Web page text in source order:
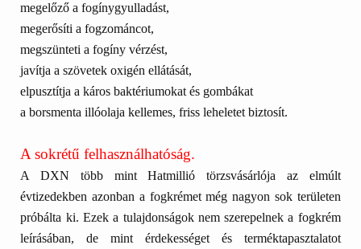
megelőző a fogínygyulladást,
megerősíti a fogzománcot,
megszünteti a fogíny vérzést,
javítja a szövetek oxigén ellátását,
elpusztítja a káros baktériumokat és gombákat
a borsmenta illóolaja kellemes, friss leheletet biztosít.
A sokrétű felhasználhatóság.
A DXN több mint Hatmillió törzsvásárlójaaz elmúlt
évtizedekben azonban a fogkrémet még nagyon sok területen
próbálta ki. Ezek a tulajdonságok nem szerepelnek a fogkrém
leírásában, de mint érdekességet és terméktapasztalatot